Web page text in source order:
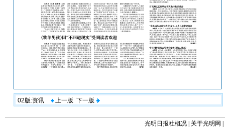
02版:资讯 上一版 下一版
光明日报社概况 关于光明网